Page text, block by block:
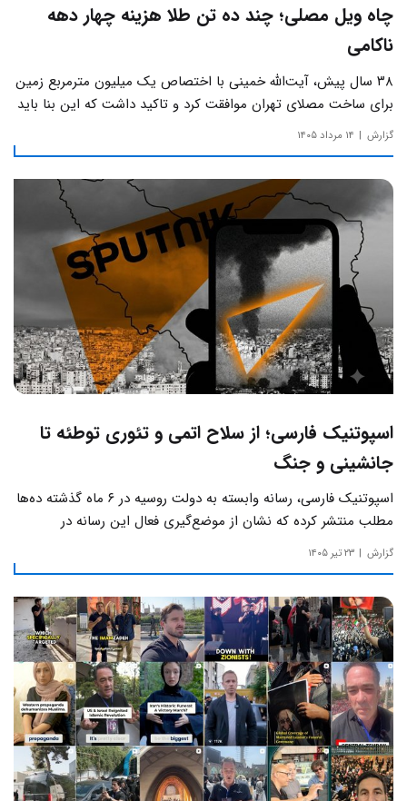
چاه ویل مصلی؛ چند ده تن طلا هزینه چهار دهه
ناکامی
۳۸ سال پیش، آیت‌الله خمینی با اختصاص یک میلیون مترمربع زمین
برای ساخت مصلای تهران موافقت کرد و تاکید داشت که این بنا باید
به دور از زرق‌وبرق و یادآور سادگی مساجد صدر اسلام باشد.
گزارش ۱۴ مرداد ۱۴۰۵
اسپوتنیک فارسی؛ از سلاح اتمی و تئوری توطئه تا
جانشینی و جنگ
اسپوتنیک فارسی، رسانه وابسته به دولت روسیه در ۶ ماه گذشته ده‌ها
مطلب منتشر کرده که نشان از موضع‌گیری فعال این رسانه‌ در
حساس‌ترین مسائل چالش‌های داخلی ایران دارد.
گزارش ۲۳ تیر ۱۴۰۵